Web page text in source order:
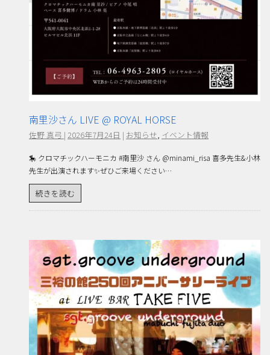
南里沙さん LIVE @ ROYAL HORSE
佐野 真弓 | 2026年7月24日 | お知らせ, イベント情報
🎠 クロマチックハーモニカ #南里沙 さん @minami_risa 喜多先生&小林
先生が出演されます✨ぜひご来場ください…
続きを読む